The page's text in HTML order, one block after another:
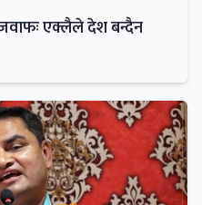
जवाफः एक्लैले देश बन्दैन